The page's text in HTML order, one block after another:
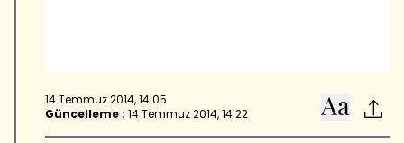
14 Temmuz 2014, 14:05
Güncelleme : 14 Temmuz 2014, 14:22